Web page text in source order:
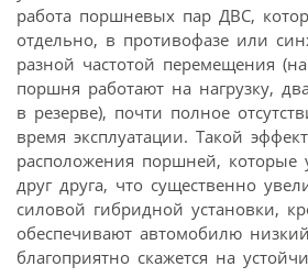
работа поршневых пар ДВС,
отдельно, в противофазе или
разной частотой перемещения
поршня работают на нагрузку,
в резерве), почти полное
время эксплуатации. Такой
расположения поршней, которые
друг друга, что существенно
силовой гибридной установки,
обеспечивают автомобилю
благоприятно скажется на